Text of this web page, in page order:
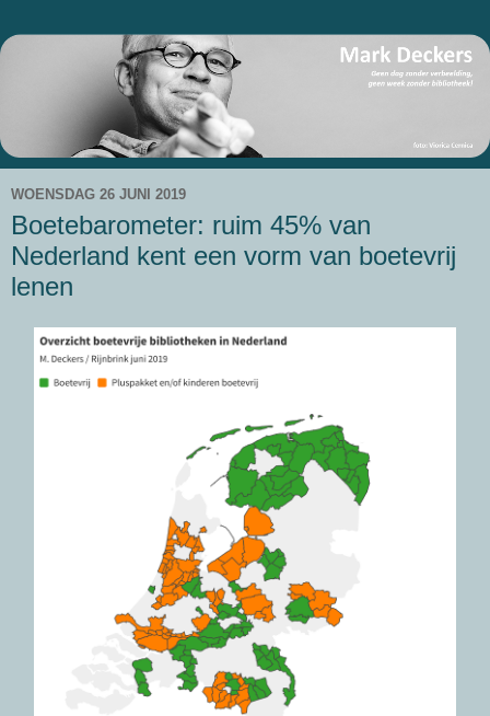
WOENSDAG 26 JUNI 2019
Boetebarometer: ruim 45% van
Nederland kent een vorm van boetevrij
lenen